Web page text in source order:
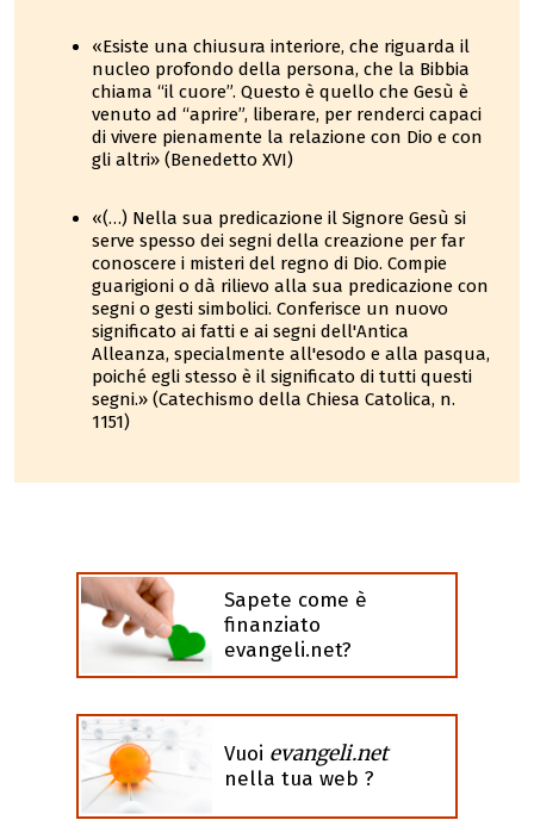
«Esiste una chiusura interiore, che riguarda il
nucleo profondo della persona, che la Bibbia
chiama “il cuore”. Questo è quello che Gesù è
venuto ad “aprire”, liberare, per renderci capaci
di vivere pienamente la relazione con Dio e con
gli altri» (Benedetto XVI)
«(…) Nella sua predicazione il Signore Gesù si
serve spesso dei segni della creazione per far
conoscere i misteri del regno di Dio. Compie
guarigioni o dà rilievo alla sua predicazione con
segni o gesti simbolici. Conferisce un nuovo
significato ai fatti e ai segni dell'Antica
Alleanza, specialmente all'esodo e alla pasqua,
poiché egli stesso è il significato di tutti questi
segni.» (Catechismo della Chiesa Catolica, n.
1151)
Sapete come è
finanziato
evangeli.net?
Vuoi evangeli.net
nella tua web ?